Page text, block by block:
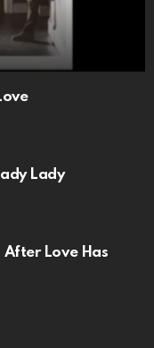
Lady
After Love Has